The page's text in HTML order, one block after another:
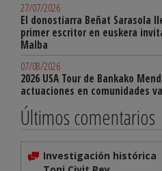
27/07/2026
El donostiarra Beñat Sarasola
primer escritor en euskera
Malba
07/08/2026
2026 USA Tour de Bankako
actuaciones en comunidades
Últimos comentarios
Investigación histórica